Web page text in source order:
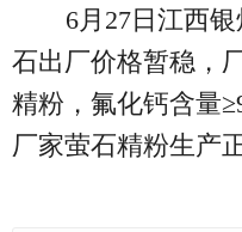
6月27日江西
石出厂价格暂稳，
精粉，氟化钙含量
厂家萤石精粉生产